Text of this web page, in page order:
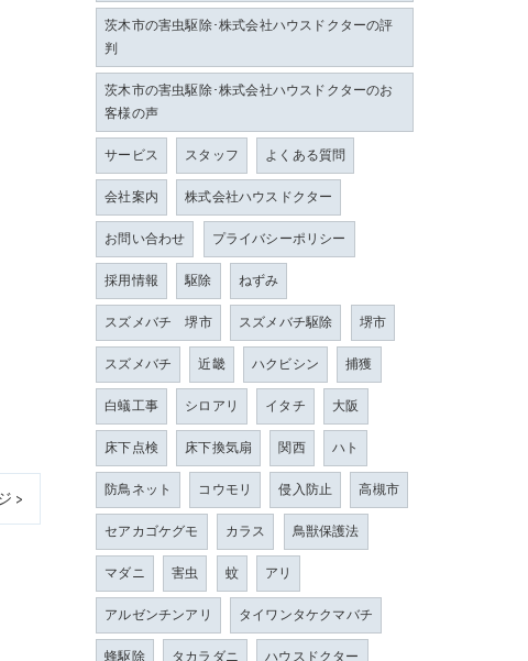
>
茨木市の害虫駆除･株式会社ハウスドクターの評
判
茨木市の害虫駆除･株式会社ハウスドクターのお
客様の声
サービス
スタッフ
よくある質問
会社案内
株式会社ハウスドクター
お問い合わせ
プライバシーポリシー
採用情報
駆除
ねずみ
スズメバチ 堺市
スズメバチ駆除
堺市
スズメバチ
近畿 ハクビシン
捕獲
白蟻工事
シロアリ イタチ
大阪
床下点検
床下換気扇 関西
ハト
防鳥ネット
コウモリ 侵入防止
高槻市
セアカゴケグモ
カラス
鳥獣保護法
マダニ
害虫 蚊
アリ
アルゼンチンアリ
タイワンタケクマバチ
蜂駆除
タカラダニ
ハウスドクター